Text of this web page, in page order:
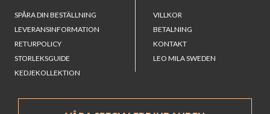
SPÅRA DIN BESTÄLLNING
LEVERANSINFORMATION
RETURPOLICY
STORLEKSGUIDE
KEDJEKOLLEKTION
VILLKOR
BETALNING
KONTAKT
LEO MILA SWEDEN